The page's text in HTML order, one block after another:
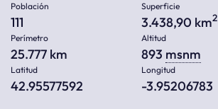
Población
111
Superficie
3.438,90 km2
Perímetro
25.777 km
Altitud
893 msnm
Latitud
42.95577592
Longitud
-3.95206783